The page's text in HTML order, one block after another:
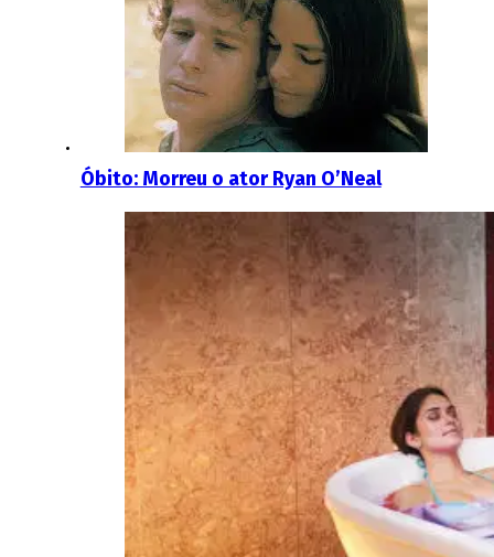
Óbito: Morreu o ator Ryan O’Neal